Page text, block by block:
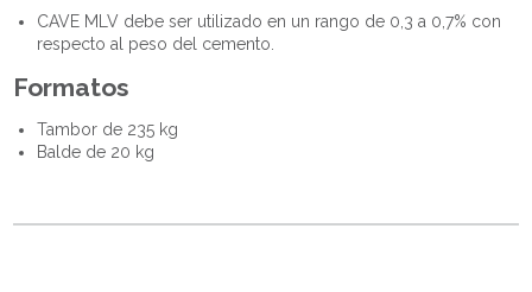
CAVE MLV debe ser utilizado en un rango de 0,3 a 0,7% con
respecto al peso del cemento.
Formatos
Tambor de 235 kg
Balde de 20 kg